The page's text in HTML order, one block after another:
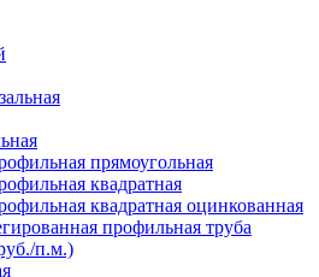
прямоугольная
квадратная
квадратная оцинкованная
профильная труба
п.м.)